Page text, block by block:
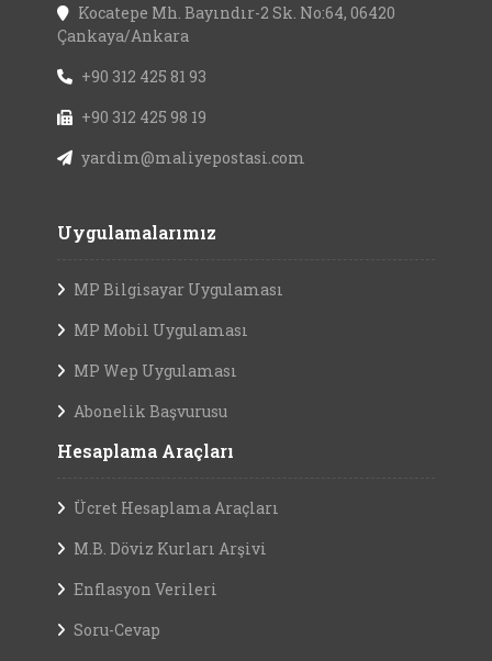
Kocatepe Mh. Bayındır-2 Sk. No:64, 06420
Çankaya/Ankara
+90 312 425 81 93
+90 312 425 98 19
yardim@maliyepostasi.com
Uygulamalarımız
MP Bilgisayar Uygulaması
MP Mobil Uygulaması
MP Wep Uygulaması
Abonelik Başvurusu
Hesaplama Araçları
Ücret Hesaplama Araçları
M.B. Döviz Kurları Arşivi
Enflasyon Verileri
Soru-Cevap